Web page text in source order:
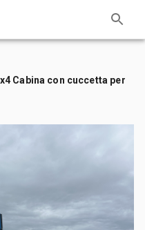
Cabina con cuccetta per